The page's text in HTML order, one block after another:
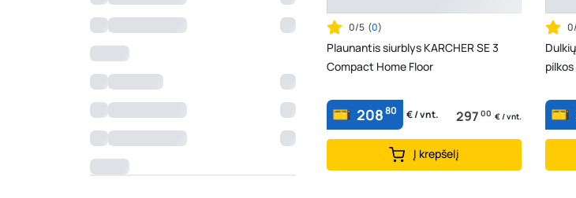
0/5 (0)
Plaunantis siurblys KARCHER SE 3
Compact Home Floor
20880 € / vnt. 297 00 € / vnt.
Į krepšelį
pilkos